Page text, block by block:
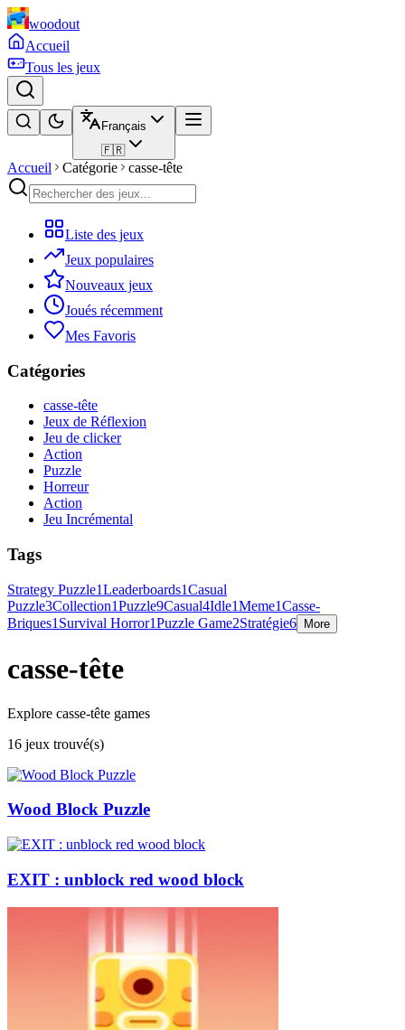
woodout
Accueil
Tous les jeux
Français
🇫🇷
Accueil Catégorie casse-tête
Liste des jeux
Jeux populaires
Nouveaux jeux
Joués récemment
Mes Favoris
Catégories
casse-tête
Jeux de Réflexion
Jeu de clicker
Action
Puzzle
Horreur
Action
Jeu Incrémental
Tags
Strategy Puzzle1Leaderboards1Casual
Puzzle3Collection1Puzzle9Casual4Idle1Meme1Casse-
Briques1 Survival Horror1Puzzle Game2Stratégie6 More
casse-tête
Explore casse-tête games
16 jeux trouvé(s)
Wood Block Puzzle
EXIT : unblock red wood block